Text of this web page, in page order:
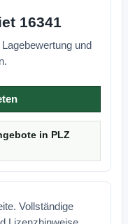
16341
und
in PLZ
Vollständige